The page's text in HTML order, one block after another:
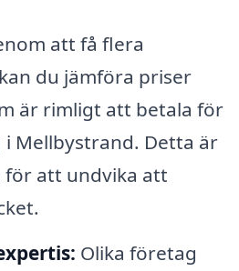
att få flera
du jämföra priser
är rimligt att betala för
Mellbystrand. Detta är
att undvika att
Olika företag